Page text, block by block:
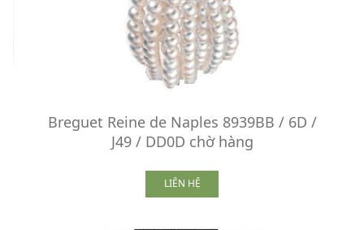
Breguet Reine de Naples 8939BB / 6D /
J49 / DD0D chờ hàng
LIÊN HỆ